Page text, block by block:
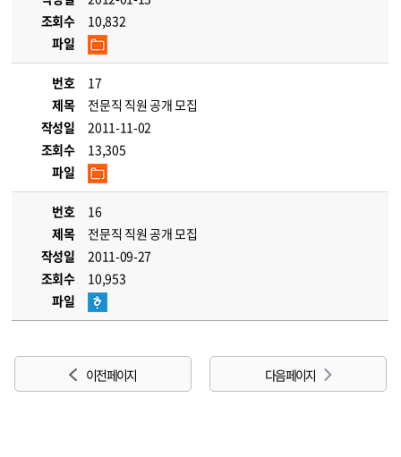
조회수
10,832
파일
번호
17
제목
전문직 직원 공개 모집
작성일
2011-11-02
조회수
13,305
파일
번호
16
제목
전문직 직원 공개 모집
작성일
2011-09-27
조회수
10,953
파일
이전 페이지 다음 페이지